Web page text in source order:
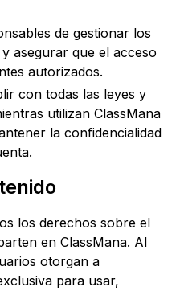
de gestionar los
asegurar que el acceso
autorizados.
con todas las leyes y
utilizan ClassMana
la confidencialidad
los derechos sobre el
en ClassMana. Al
otorgan a
para usar,